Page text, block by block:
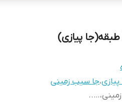
پیازی،جا سیب زمینی